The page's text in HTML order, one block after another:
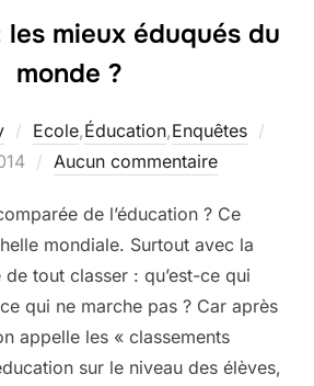
mieux éduqués du
monde ?
Ecole,Éducation,Enquêtes
Aucun commentaire
de l’éducation ? Ce
mondiale. Surtout avec la
tout classer : qu’est-ce qui
qui ne marche pas ? Car après
appelle les « classements
sur le niveau des élèves,